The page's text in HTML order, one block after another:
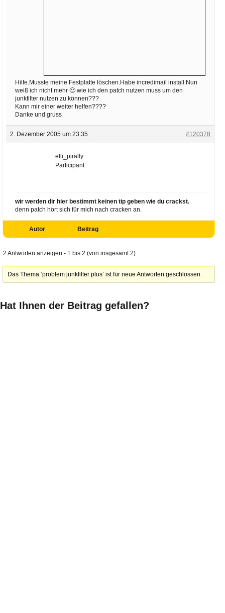
Hilfe.Musste meine Festplatte löschen.Habe incredimail install.Nun
weiß ich nicht mehr 🙁 wie ich den patch nutzen muss um den
junkfilter nutzen zu können???
Kann mir einer weiter helfen????
Danke und gruss
2. Dezember 2005 um 23:35 #120378
elli_pirally
Participant
wir werden dir hier bestimmt keinen tip geben wie du crackst.
denn patch hört sich für mich nach cracken an.
Autor Beitrag
2 Antworten anzeigen - 1 bis 2 (von insgesamt 2)
Das Thema ‘problem junkfilter plus’ ist für neue Antworten geschlossen.
Hat Ihnen der Beitrag gefallen?